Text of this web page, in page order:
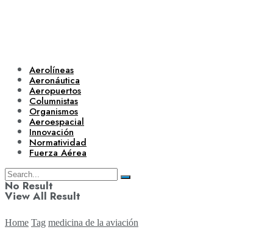
Aerolíneas
Aeronáutica
Aeropuertos
Columnistas
Organismos
Aeroespacial
Innovación
Normatividad
Fuerza Aérea
No Result
View All Result
Home Tag medicina de la aviación